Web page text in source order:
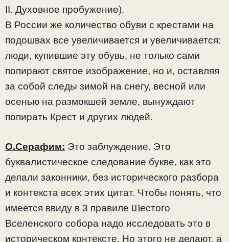
II. Духовное пробужение).
В России же количество обуви с крестами на
подошвах все увеличивается и увеличивается:
люди, купившие эту обувь, не только сами
попирают святое изображение, но и, оставляя
за собой следы зимой на снегу, весной или
осенью на размокшей земле, вынуждают
попирать Крест и других людей.
О.Серафим: Это заблуждение. Это
буквалистическое следование букве, как это
делали законники, без исторического разбора
и контекста всех этих цитат. Чтобы понять, что
имеется ввиду в 3 правиле Шестого
Вселенского собора надо исследовать это в
историческом контексте. Но этого не делают, а